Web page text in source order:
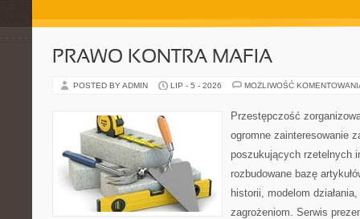
PRAWO KONTRA MAFIA
POSTED BY ADMIN LIP - 5 - 2026 MOŻLIWOŚĆ
Przestępczość
ogromne zainteresowanie
poszukujących rzetelnych
rozbudowane bazę
historii, modelom
zagrożeniom. Serwis